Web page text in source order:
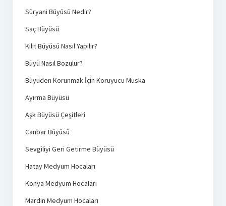
Süryani Büyüsü Nedir?
Saç Büyüsü
Kilit Büyüsü Nasıl Yapılır?
Büyü Nasıl Bozulur?
Büyüden Korunmak İçin Koruyucu Muska
Ayırma Büyüsü
Aşk Büyüsü Çeşitleri
Canbar Büyüsü
Sevgiliyi Geri Getirme Büyüsü
Hatay Medyum Hocaları
Konya Medyum Hocaları
Mardin Medyum Hocaları